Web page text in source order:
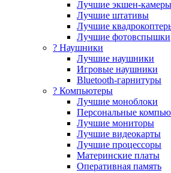
Лучшие экшен-камеры
Лучшие штативы
Лучшие
Лучшие фотовспышки
? Наушники
Лучшие наушники
Игровые наушники
Bluetooth-гарнитуры
?️ Компьютеры
Лучшие моноблоки
Персональные
Лучшие мониторы
Лучшие видеокарты
Лучшие процессоры
Материнские платы
Оперативная память